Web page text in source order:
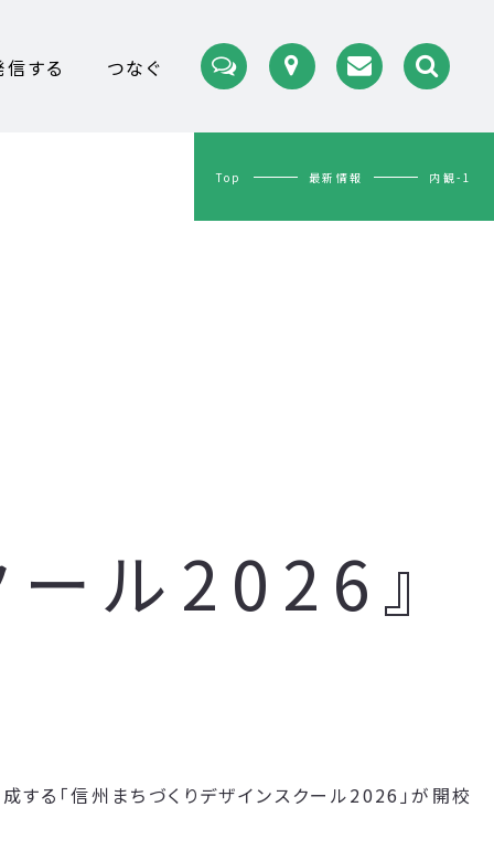
信する つなぐ
Top 最新情報 内観-1
ール2026』
する「信州まちづくりデザインスクール2026」が開校